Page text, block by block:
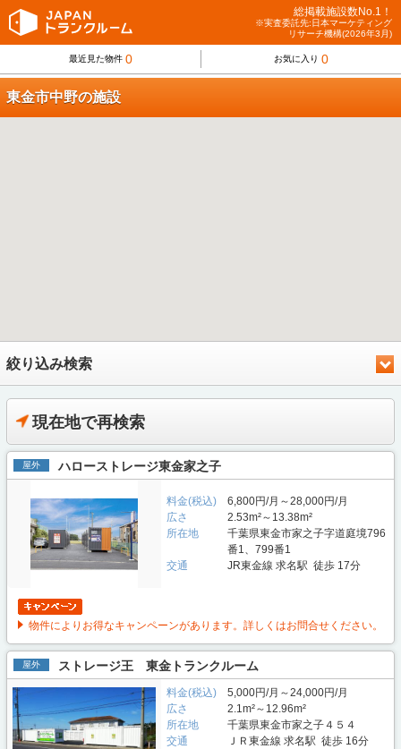
総掲載施設数No.1！
※実査委託先:日本マーケティング
リサーチ機構(2026年3月)
最近見た物件 0 お気に入り 0
東金市中野の施設
絞り込み検索
現在地で再検索
屋外 ハローストレージ東金家之子
料金(税込)
6,800円/月～28,000円/月
広さ
2.53m²～13.38m²
所在地
千葉県東金市家之子字道庭境796
番1、799番1
交通
JR東金線 求名駅 徒歩 17分
物件によりお得なキャンペーンがあります。詳しくはお問合せください。
屋外 ストレージ王 東金トランクルーム
料金(税込)
5,000円/月～24,000円/月
広さ
2.1m²～12.96m²
所在地
千葉県東金市家之子４５４
交通
ＪＲ東金線 求名駅 徒歩 16分